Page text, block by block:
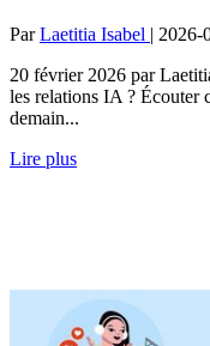
ParLaetitia Isabel | 2026-
20 février 2026 par
les relations IA ? Écouter
demain...
Lire plus